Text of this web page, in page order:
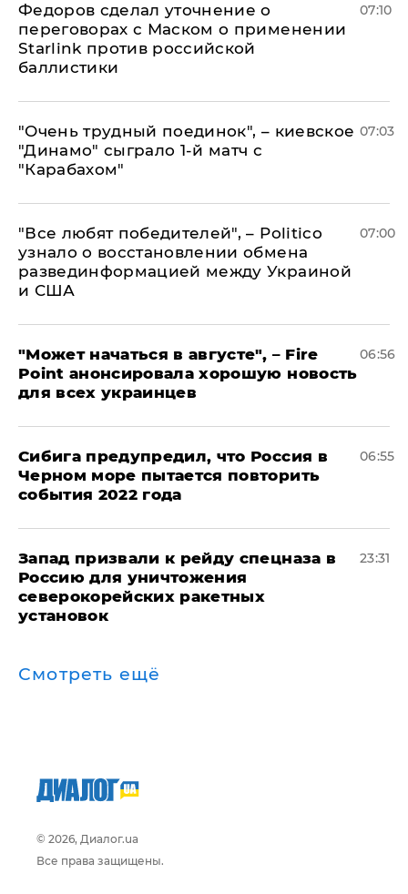
Федоров сделал уточнение о
переговорах с Маском о применении
Starlink против российской
баллистики
07:10
"Очень трудный поединок", – киевское
"Динамо" сыграло 1-й матч с
"Карабахом"
07:03
​"Все любят победителей", – Politico
узнало о восстановлении обмена
развединформацией между Украиной
и США
07:00
"Может начаться в августе", – Fire
Point анонсировала хорошую новость
для всех украинцев
06:56
Сибига предупредил, что Россия в
Черном море пытается повторить
события 2022 года
06:55
Запад призвали к рейду спецназа в
Россию для уничтожения
северокорейских ракетных
установок
23:31
Смотреть ещё
© 2026, Диалог.ua
Все права защищены.